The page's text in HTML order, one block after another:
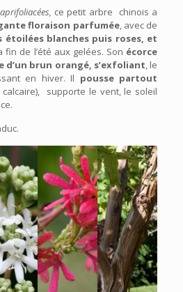
ce petit arbre chinois a
floraison parfumée, avec de
étoilées blanches puis roses, et
de l’été aux gelées. Son écorce
d’un brun orangé, s’exfoliant, le
en hiver. Il pousse partout
supporte le vent, le soleil